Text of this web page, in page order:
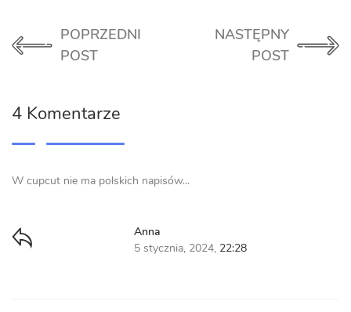
POPRZEDNI
POST
NASTĘPNY
POST
4 Komentarze
W cupcut nie ma polskich napisów...
Anna
5 stycznia, 2024, 22:28